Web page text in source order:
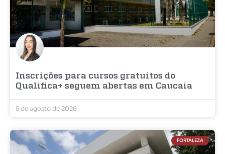
Inscrições para cursos gratuitos do
Qualifica+ seguem abertas em Caucaia
5 de agosto de 2026
FORTALEZA